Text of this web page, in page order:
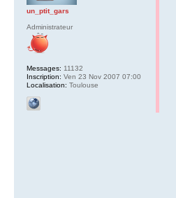
un_ptit_gars
Administrateur
Messages: 11132
Inscription: Ven 23 Nov 2007 07:00
Localisation: Toulouse